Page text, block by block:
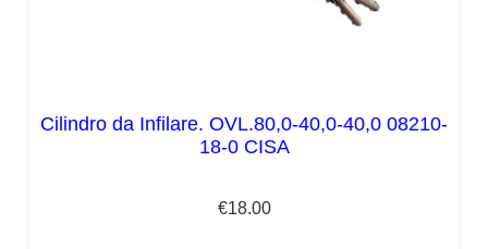
Cilindro da Infilare. OVL.80,0-40,0-40,0 08210-
18-0 CISA
€18.00